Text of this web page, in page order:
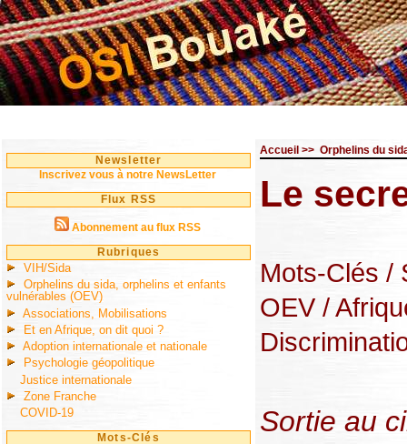
Newsletter
Inscrivez vous à notre NewsLetter
Flux RSS
Abonnement au flux RSS
Rubriques
VIH/Sida
Orphelins du sida, orphelins et enfants
vulnérables (OEV)
Associations, Mobilisations
Et en Afrique, on dit quoi ?
Adoption internationale et nationale
Psychologie géopolitique
Justice internationale
Zone Franche
COVID-19
Mots-Clés
Accueil >> Orphelins du
Le
Mots-Clés /
OEV /
Sortie au